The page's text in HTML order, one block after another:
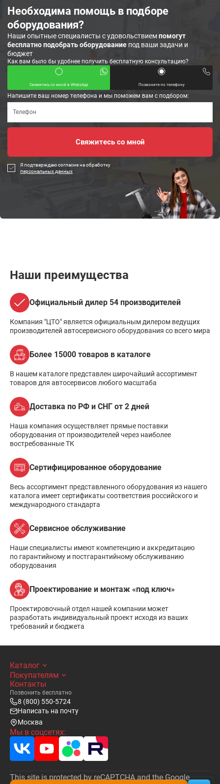
Необходима помощь в подборе
оборудования?
Наши опытные специалисты с удовольствиемпомогут
бесплатно подобрать оборудование под ваши задачи и
бюджет
Как вам было бы удобнее получить бесплатную консультацию?
Свяжитесь со мной в WhatsApp Позвоните по телефону
Напишите ваш номер телефона и мы поможем вам с подбором:
Я подтверждаю согласие на обработку
персональных данных
Наши преимущества
Официальный дилер 54 производителей
Компания "ЦТО" является официальным дилером ведущих
производителей автосервисного оборудования со всего мира
Более 15000 товаров в каталоге
В нашем каталоге представлен широчайший ассортимент
товаров для автосервисов любого масштаба
Доставка по РФ и СНГ от 2 дней
Наша компания осуществляет прямые поставки
оборудования от производителей через наиболее
востребованные ТК
Сертифицированное оборудование
Весь ассортимент представленного оборудования из нашего
каталога имеет сертификаты соответствия российского и
международного стандарта
Сервисное обслуживание
Наши специалисты имеют компетенцию и аккредитацию
по гарантийному и постгарантийному обслуживанию
оборудования
Проектирование и монтаж «под ключ»
Проектировочный отдел нашей компании может
разработать индивидуальный проект исходя из ваших
требований и бюджета
Каталог
Покупателям
Контакты
Позвонить бесплатно
8 (800) 550-5724
Написать на почту
Москва
Мы в соцсетях:
This site is protected by reCAPTCHA and the Google